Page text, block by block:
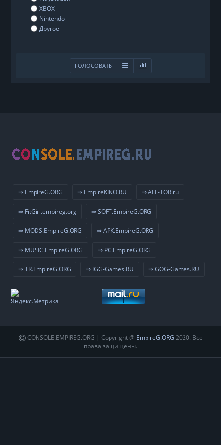
XBOX
Nintendo
Другое
ГОЛОСОВАТЬ
⇒ EmpireG.ORG ⇒ EmpireKINO.RU ⇒ ALL-TOR.ru
⇒ FitGirl.empireg.org ⇒ SOFT.EmpireG.ORG
⇒ MODS.EmpireG.ORG ⇒ APK.EmpireG.ORG
⇒ MUSIC.EmpireG.ORG ⇒ PC.EmpireG.ORG
⇒ TR.EmpireG.ORG ⇒ IGG-Games.RU ⇒ GOG-Games.RU
CONSOLE.EMPIREG.ORG | Copyright @ EmpireG.ORG 2020. Все
права защищены.